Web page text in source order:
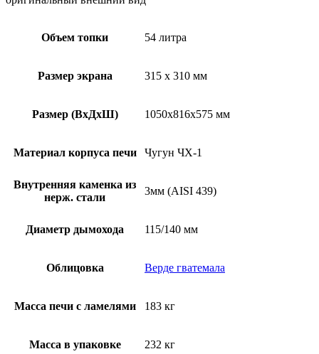
Объем топки 54 литра
Размер экрана 315 х 310 мм
Размер (ВхДхШ) 1050х816х575 мм
Материал корпуса печи Чугун ЧХ-1
Внутренняя каменка из
нерж. стали
3мм (AISI 439)
Диаметр дымохода 115/140 мм
Облицовка Верде гватемала
Масса печи с ламелями 183 кг
Масса в упаковке 232 кг